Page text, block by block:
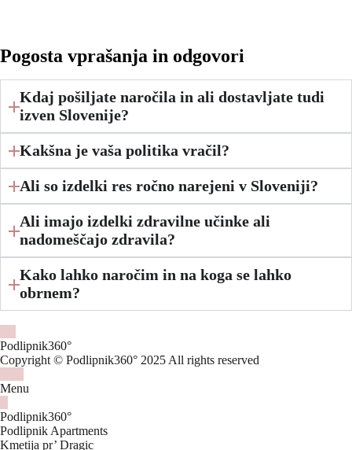
Pogosta vprašanja in odgovori
Kdaj pošiljate naročila in ali dostavljate tudi
izven Slovenije?
Kakšna je vaša politika vračil?
Ali so izdelki res ročno narejeni v Sloveniji?
Ali imajo izdelki zdravilne učinke ali
nadomeščajo zdravila?
Kako lahko naročim in na koga se lahko
obrnem?
Podlipnik360°
Copyright © Podlipnik360° 2025 All rights reserved
Menu
Podlipnik360°
Podlipnik Apartments
Kmetija pr’ Dragic